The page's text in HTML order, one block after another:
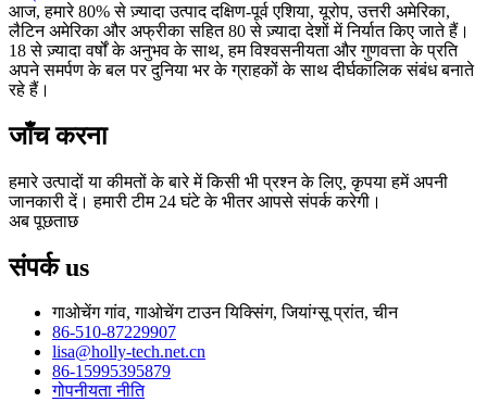
आज, हमारे 80% से ज़्यादा उत्पाद दक्षिण-पूर्व एशिया, यूरोप, उत्तरी अमेरिका,
लैटिन अमेरिका और अफ्रीका सहित 80 से ज़्यादा देशों में निर्यात किए जाते हैं।
18 से ज़्यादा वर्षों के अनुभव के साथ, हम विश्वसनीयता और गुणवत्ता के प्रति
अपने समर्पण के बल पर दुनिया भर के ग्राहकों के साथ दीर्घकालिक संबंध बनाते
रहे हैं।
जाँच करना
हमारे उत्पादों या कीमतों के बारे में किसी भी प्रश्न के लिए, कृपया हमें अपनी
जानकारी दें। हमारी टीम 24 घंटे के भीतर आपसे संपर्क करेगी।
अब पूछताछ
संपर्कus
गाओचेंग गांव, गाओचेंग टाउन यिक्सिंग, जियांग्सू प्रांत, चीन
86-510-87229907
lisa@holly-tech.net.cn
86-15995395879
गोपनीयता नीति